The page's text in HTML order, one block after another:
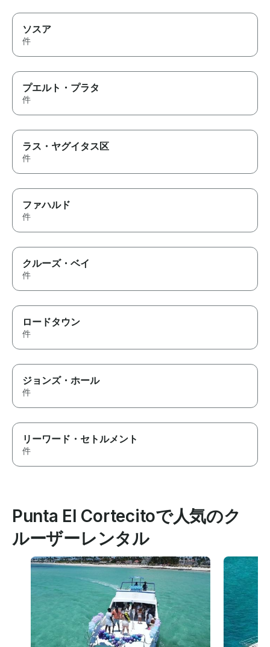
ソスア
件
プエルト・プラタ
件
ラス・ヤグイタス区
件
ファハルド
件
クルーズ・ベイ
件
ロードタウン
件
ジョンズ・ホール
件
リーワード・セトルメント
件
Punta El Cortecitoで人気のク
ルーザーレンタル